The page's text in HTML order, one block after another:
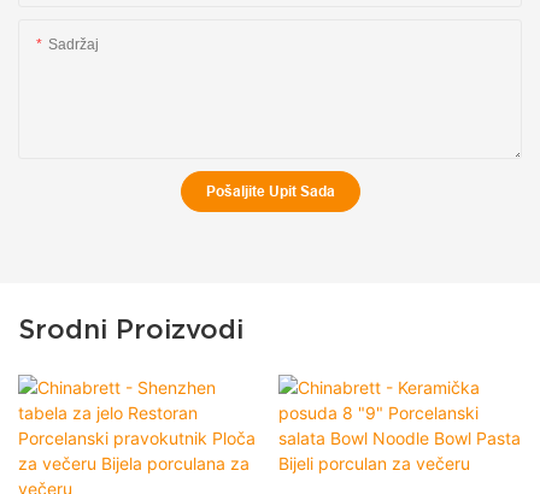
Sadržaj
Pošaljite Upit Sada
Srodni Proizvodi